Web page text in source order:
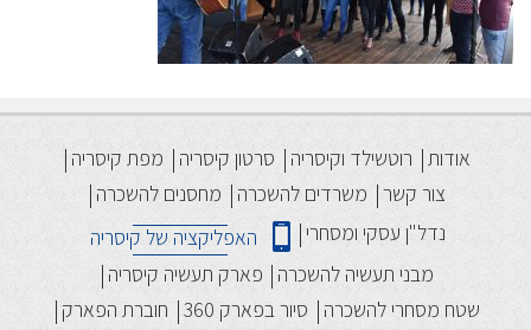
אודות רוטשילד וקיסריה סרטון קיסריה
מפת קיסריה
צור קשר
משרדים להשכרה
מחסנים להשכרה
נדל"ן עסקי ומסחרי
האפליקציה של קיסריה
מבני תעשיה להשכרה
פארק תעשיה קיסריה
שטח מסחרי להשכרה
סיור בפארק 360 חוברת הפארק